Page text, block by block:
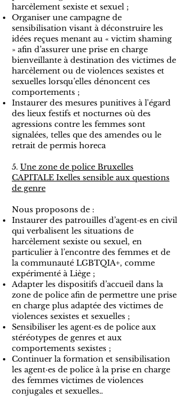
harcèlement sexiste et sexuel ;
Organiser une campagne de
sensibilisation visant à déconstruire les
idées reçues menant au « victim shaming
» afin d’assurer une prise en charge
bienveillante à destination des victimes de
harcèlement ou de violences sexistes et
sexuelles lorsqu’elles dénoncent ces
comportements ;
Instaurer des mesures punitives à l'égard
des lieux festifs et nocturnes où des
agressions contre les femmes sont
signalées, telles que des amendes ou le
retrait de permis horeca
5. Une zone de police Bruxelles
CAPITALE Ixelles sensible aux questions
de genre
Nous proposons de :
Instaurer des patrouilles d’agent·es en civil
qui verbalisent les situations de
harcèlement sexiste ou sexuel, en
particulier à l’encontre des femmes et de
la communauté LGBTQIA+, comme
expérimenté à Liège ;
Adapter les dispositifs d’accueil dans la
zone de police afin de permettre une prise
en charge plus adaptée des victimes de
violences sexistes et sexuelles ;
Sensibiliser les agent·es de police aux
stéréotypes de genres et aux
comportements sexistes ;
Continuer la formation et sensibilisation
les agent·es de police à la prise en charge
des femmes victimes de violences
conjugales et sexuelles..